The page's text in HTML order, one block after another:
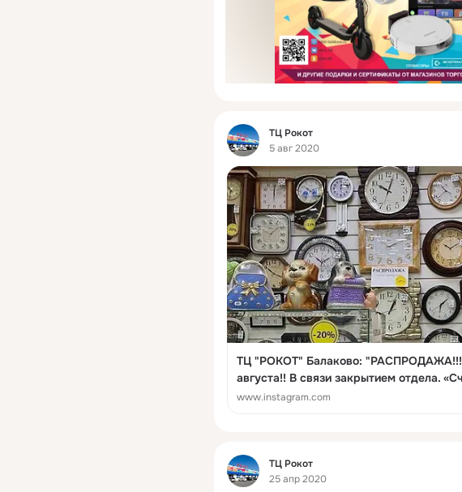
Фид
ТЦ Рокот
5 авг 2020
ТЦ "РОКОТ" Балаково: "РАСПРОДАЖА!!! С 3 августа по 12
августа!! В связи закрытием отдела. «Счастливые часы» в
ТЦ Рокот Ждем Вас ежедневно с 9:00 до 19:00 ✔ТЦ
www.instagram.com
Фид
ТЦ Рокот
25 апр 2020